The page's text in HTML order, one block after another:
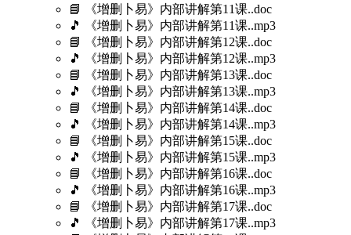
📘 《增删卜易》内部讲解第11课..doc
🎵 《增删卜易》内部讲解第11课..mp3
📘 《增删卜易》内部讲解第12课..doc
🎵 《增删卜易》内部讲解第12课..mp3
📘 《增删卜易》内部讲解第13课..doc
🎵 《增删卜易》内部讲解第13课..mp3
📘 《增删卜易》内部讲解第14课..doc
🎵 《增删卜易》内部讲解第14课..mp3
📘 《增删卜易》内部讲解第15课..doc
🎵 《增删卜易》内部讲解第15课..mp3
📘 《增删卜易》内部讲解第16课..doc
🎵 《增删卜易》内部讲解第16课..mp3
📘 《增删卜易》内部讲解第17课..doc
🎵 《增删卜易》内部讲解第17课..mp3